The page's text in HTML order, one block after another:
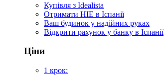
Купівля з Idealista
Отримати НІЕ в Іспанії
Ваш будинок у надійних руках
Відкрити рахунок у банку в Іспанії
Ціни
1 крок: